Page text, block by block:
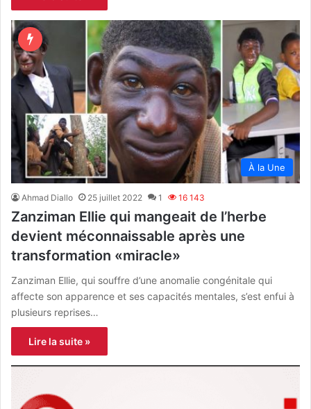
À la Une
Ahmad Diallo 25 juillet 2022 1 16 143
Zanziman Ellie qui mangeait de l’herbe
devient méconnaissable après une
transformation «miracle»
Zanziman Ellie, qui souffre d’une anomalie congénitale qui
affecte son apparence et ses capacités mentales, s’est enfui à
plusieurs reprises…
Lire la suite »